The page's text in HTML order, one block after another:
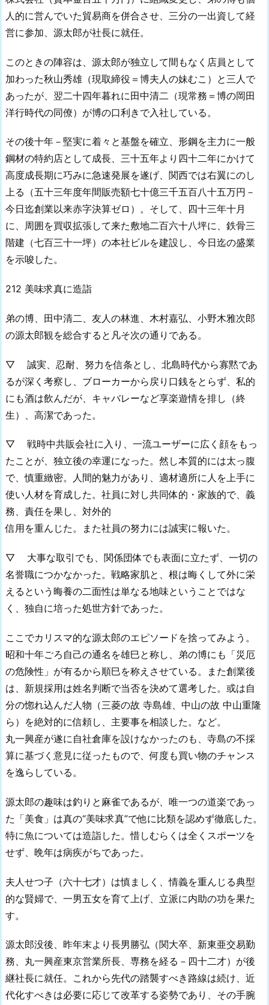
人的に営んでいた貿易商を併合させ、三分の一出資して経
営に参加、源太郎が社長に就任。
このときの陣容は、源太郎が独立して間もなく店員として
加わった秋山秀雄（現取締役＝博夫人の妹むこ）と三人で
あったが、翌二十四年暮れに田中清二（現常務＝博の岡田
洋行時代の同僚）が博の口利きで入社している。
その後十年－堅実に着々と基盤を確立、形鋼を主力に一般
鋼材の特約店として成長、三十五年より四十二年にかけて
高度成長期に巧みに急速発展を遂げ、関西では右翼にのし
上る（五十三年度年間販売額七十億三千五百八十五万円－
今日迄創業以来赤字決算ゼロ）。そして、四十三年十月
に、周囲を買収拡張して来た敷地二百六十八坪に、鉄骨三
階建（七百三十一坪）の本社ビルを建設し、今日迄の盛業
を示唆した。
212 美味求真に造詣
弟の博、田中清二、友人の林進、木村嘉弘、小野木雅次郎
の源太郎観を総合すると凡そ次の通りである。
▽ 誠実、忍耐、努力を信条とし、北島時代から寡黙であ
るが深く考察し、ブローカーから戻り口銭をとらず、私的
にも酒は飲んだが、キャバレーなど享楽遊情を排し（終
生）、高潔であった。
▽ 戦時中共販会社に入り、一流ユーザーに広く顔をもっ
たことが、独立後の幸運になった。然し本質的には太っ腹
で、慎重緻密。人間的魅力があり、適材適所に人を上手に
使い人材を育成した。社員に対し共同体的・家族的で、義
務、責任を果し、対外的
信用を重んじた。また社員の努力には誠実に報いた。
▽ 大事な取引でも、関係団体でも表面に立たず、一切の
名誉職につかなかった。戦略家肌と、根は晦くして外に栄
えるという晦養の二面性は単なる地味ということではな
く、独自に培った処世方針であった。
ここでカリスマ的な源太郎のエピソードを捨ってみよう。
昭和十年ごろ自己の通名を雄巳と称し、弟の博にも「災厄
の危険性」が有るから順巳を称えさせている。また創業後
は、新規採用は姓名判断で当否を決めて選考した。或は自
分の惚れ込んだ人物（三菱の故 寺島雄、中山の故 中山重隆
ら）を絶対的に信頼し、主要事を相談した。など。
丸一興産が遂に自社倉庫を設けなかったのも、寺島の不採
算に基づく意見に従ったもので、何度も買い物のチャンス
を逸らしている。
源太郎の趣味は釣りと麻雀であるが、唯一つの道楽であっ
た「美食」は真の“美味求真”で他に比類を認めず徹底した。
特に魚については造詣した。惜しむらくは全くスポーツを
せず、晩年は病疾がちであった。
夫人せつ子（六十七才）は慎ましく、情義を重んじる典型
的な賢婦で、一男五女を育て上げ、立派に内助の功を果た
す。
源太郎没後、昨年末より長男勝弘（関大卒、新東亜交易勤
務、丸一興産東京営業所長、専務を経る－四十二才）が後
継社長に就任。これから先代の踏襲すべき路線は続け、近
代化すべきは必要に応じて改革する姿勢であり、その手腕